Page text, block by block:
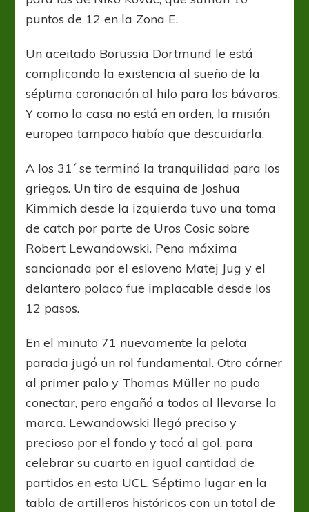
puntos de 12 en la Zona E.
Un aceitado Borussia Dortmund le está
complicando la existencia al sueño de la
séptima coronación al hilo para los bávaros.
Y como la casa no está en orden, la misión
europea tampoco había que descuidarla.
A los 31´ se terminó la tranquilidad para los
griegos. Un tiro de esquina de Joshua
Kimmich desde la izquierda tuvo una toma
de catch por parte de Uros Cosic sobre
Robert Lewandowski. Pena máxima
sancionada por el esloveno Matej Jug y el
delantero polaco fue implacable desde los
12 pasos.
En el minuto 71 nuevamente la pelota
parada jugó un rol fundamental. Otro córner
al primer palo y Thomas Müller no pudo
conectar, pero engañó a todos al llevarse la
marca. Lewandowski llegó preciso y
precioso por el fondo y tocó al gol, para
celebrar su cuarto en igual cantidad de
partidos en esta UCL. Séptimo lugar en la
tabla de artilleros históricos con un total de